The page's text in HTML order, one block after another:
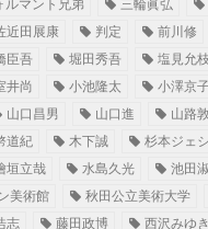
ルマント兄弟 三輪眞弘
近田展康 判定 前川修
臣吾 堀田秀吾 塩見允
井尚 小池隆太 小澤京
山口昌男 山口進 山路
道紀 木下誠 杉本ジェ
垣立哉 水島久光 池田
美術館
秋田公立美術大学
志 藤田政博 西沢みゆき